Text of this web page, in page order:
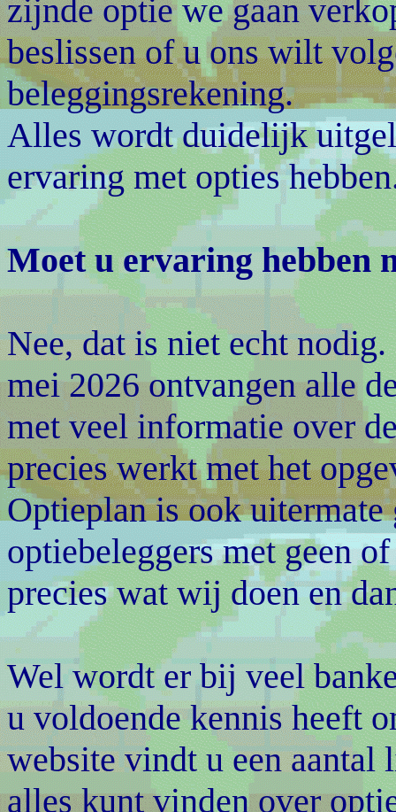
zijnde optie we gaan
beslissen of u ons wilt
beleggingsrekening.
Alles wordt duidelijk
ervaring met opties
Moet u ervaring hebben
Nee, dat is niet echt
mei 2026 ontvangen alle
met veel informatie over
precies werkt met het
Optieplan is ook
optiebeleggers met geen
precies wat wij doen en
Wel wordt er bij veel
u voldoende kennis heeft
website vindt u een aantal
alles kunt vinden over